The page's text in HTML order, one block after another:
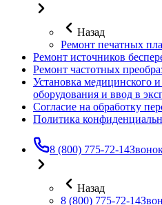
Назад
Ремонт печатных
Ремонт источников
Ремонт частотных
Установка медицинского
оборудования и ввод в
Согласие на обработку
Политика
8 (800) 775-72-14
Назад
8 (800) 775-72-14